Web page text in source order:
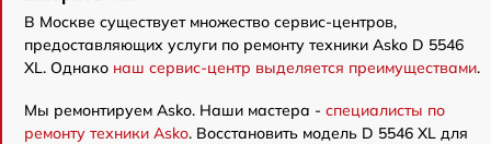
В Москве существует множество сервис-центров,
предоставляющих услуги по ремонту техники Asko D 5546
XL. Однако наш сервис-центр выделяется преимуществами.
Мы ремонтируем Asko. Наши мастера - специалисты по
ремонту техники Asko. Восстановить модель D 5546 XL для